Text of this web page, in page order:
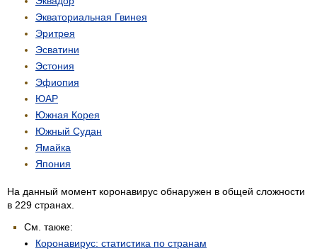
Экваториальная Гвинея
Эритрея
Эсватини
Эстония
Эфиопия
ЮАР
Южная Корея
Южный Судан
Ямайка
Япония
На данный момент коронавирус обнаружен в общей сложности
в 229 странах.
См. также:
Коронавирус: статистика по странам